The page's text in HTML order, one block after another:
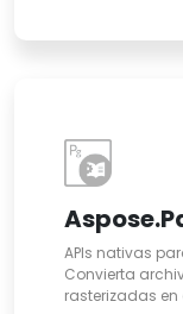
APIs nativas
Convierta
rasterizadas